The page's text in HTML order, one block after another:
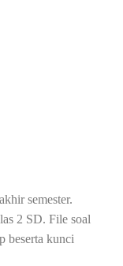
semester.
2 SD. File soal
beserta kunci